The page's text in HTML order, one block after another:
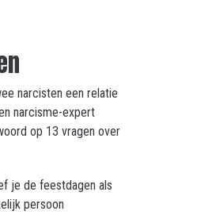
narcisten een relatie
narcisme-expert
op 13 vragen over
je de feestdagen als
persoon